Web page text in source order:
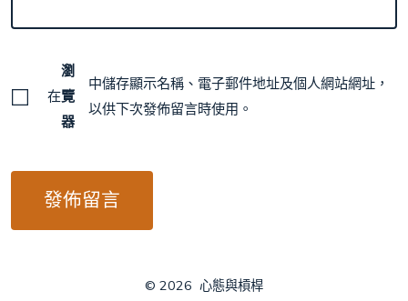
在
瀏
覽
器
中儲存顯示名稱、電子郵件地址及個人網站網址，
以供下次發佈留言時使用。
© 2026 心態與槓桿